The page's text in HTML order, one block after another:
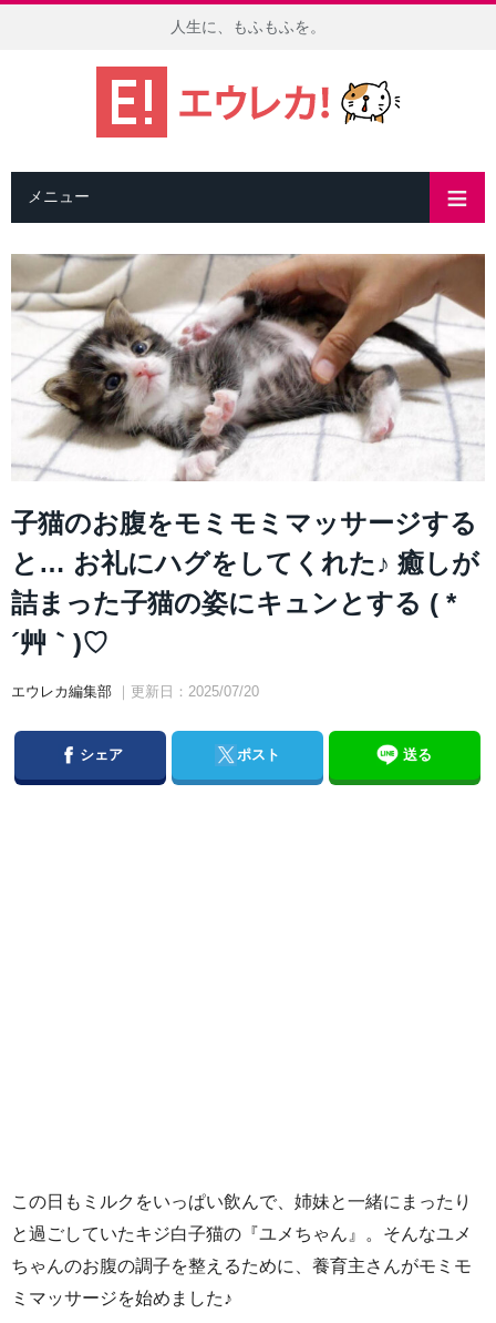
人生に、もふもふを。
メニュー
子猫のお腹をモミモミマッサージする
と… お礼にハグをしてくれた♪ 癒しが
詰まった子猫の姿にキュンとする ( *
´艸｀)♡
エウレカ編集部 ｜更新日：2025/07/20
Facebook
シェア Twitterポスト 送る
この日もミルクをいっぱい飲んで、姉妹と一緒にまったり
と過ごしていたキジ白子猫の『ユメちゃん』。そんなユメ
ちゃんのお腹の調子を整えるために、養育主さんがモミモ
ミマッサージを始めました♪